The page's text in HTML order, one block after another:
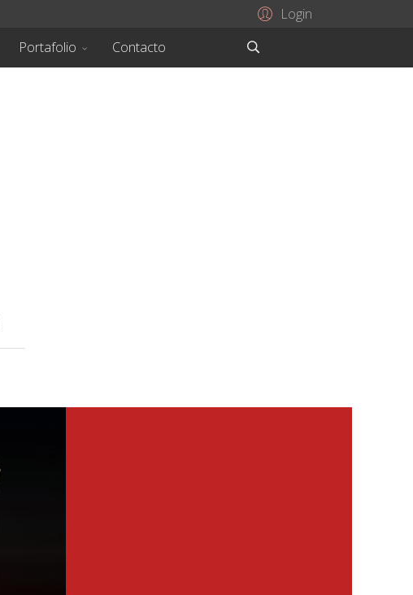
Login
Portafolio Contacto